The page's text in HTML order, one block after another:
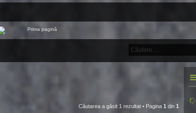
Căutarea a găsit 1 rezultat • Pagina 1 din 1